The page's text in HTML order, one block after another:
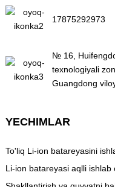
17875292973
№ 16,
texnologiyali
Guangdong
YECHIMLAR
To'liq Li-ion batareyasini
Li-ion batareyasi aqlli ishlab